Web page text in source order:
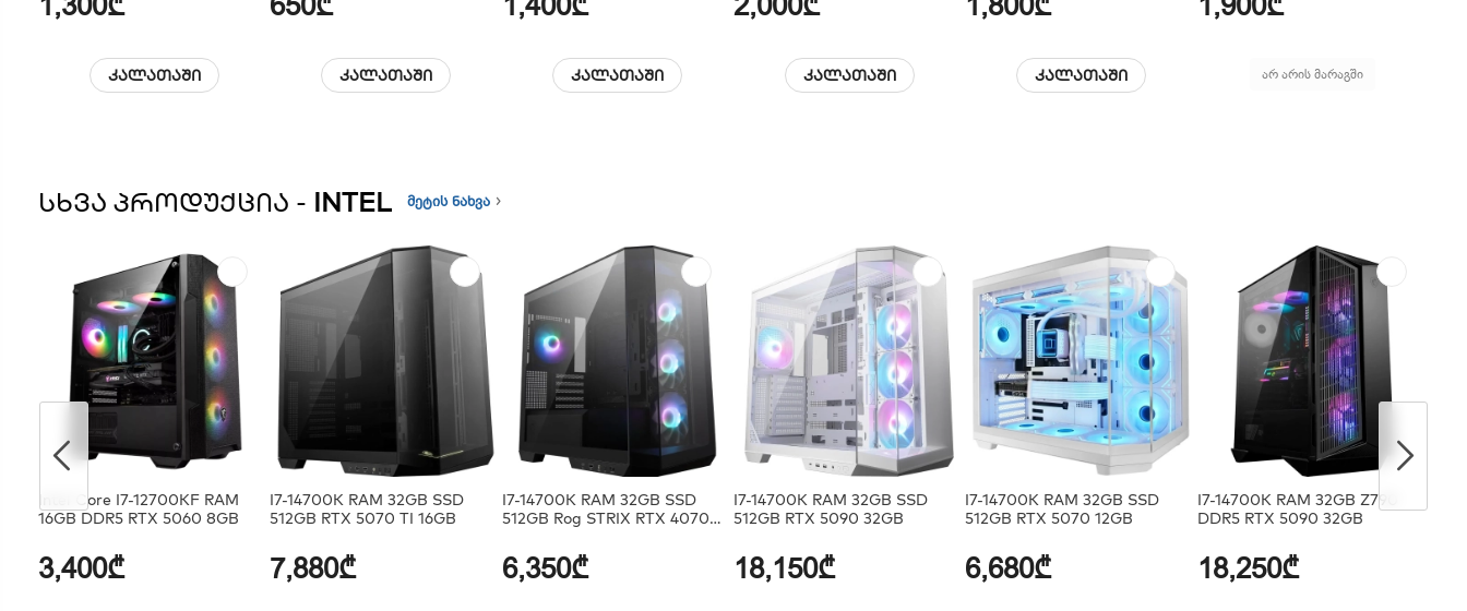
კალათაში კალათაში კალათაში კალათაში კალათაში არ არის მარაგში
ᲡᲮᲕᲐ ᲞᲠᲝᲓᲣᲥᲪᲘᲐ - INTEL მეტის ნახვა
Intel Core I7-12700KF RAM
16GB DDR5 RTX 5060 8GB
3,400₾
I7-14700K RAM 32GB SSD
512GB RTX 5070 TI 16GB
7,880₾
I7-14700K RAM 32GB SSD
512GB Rog STRIX RTX 4070
6,350₾
I7-14700K RAM 32GB SSD
512GB RTX 5090 32GB
18,150₾
I7-14700K RAM 32GB SSD
512GB RTX 5070 12GB
6,680₾
I7-14700K RAM 32GB Z790
DDR5 RTX 5090 32GB
18,250₾